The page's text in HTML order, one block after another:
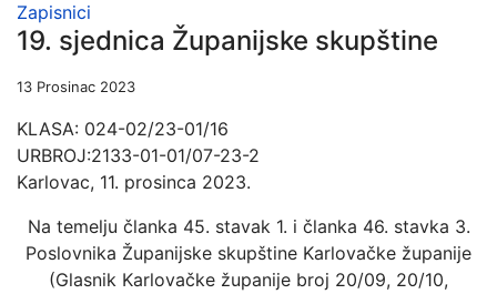
Zapisnici
19. sjednica Županijske skupštine
13 Prosinac 2023
KLASA: 024-02/23-01/16
URBROJ:2133-01-01/07-23-2
Karlovac, 11. prosinca 2023.
Na temelju članka 45. stavak 1. i članka 46. stavka 3.
Poslovnika Županijske skupštine Karlovačke županije
(Glasnik Karlovačke županije broj 20/09, 20/10,